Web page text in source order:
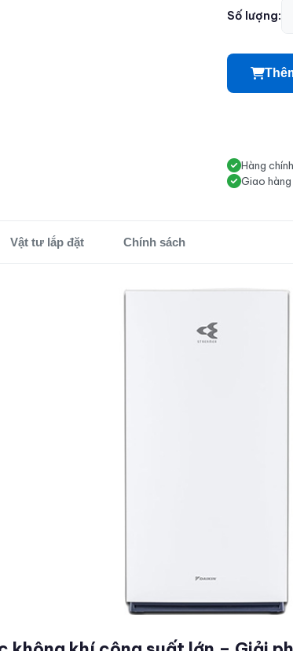
Số lượng:
Hàng
Giao
Vật tư lắp đặt Chính sách